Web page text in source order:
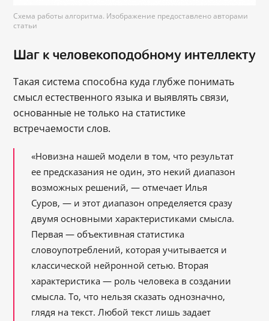
Схема работы алгоритма. Изображение предоставлено авторами
статьи
Шаг к человекоподобному интеллекту
Такая система способна куда глубже понимать
смысл естественного языка и выявлять связи,
основанные не только на статистике
встречаемости слов.
«Новизна нашей модели в том, что результат
ее предсказания не один, это некий диапазон
возможных решений, — отмечает Илья
Суров, — и этот диапазон определяется сразу
двумя основными характеристиками смысла.
Первая — объективная статистика
словоупотреблений, которая учитывается и
классической нейронной сетью. Вторая
характеристика — роль человека в создании
смысла. То, что нельзя сказать однозначно,
глядя на текст. Любой текст лишь задает